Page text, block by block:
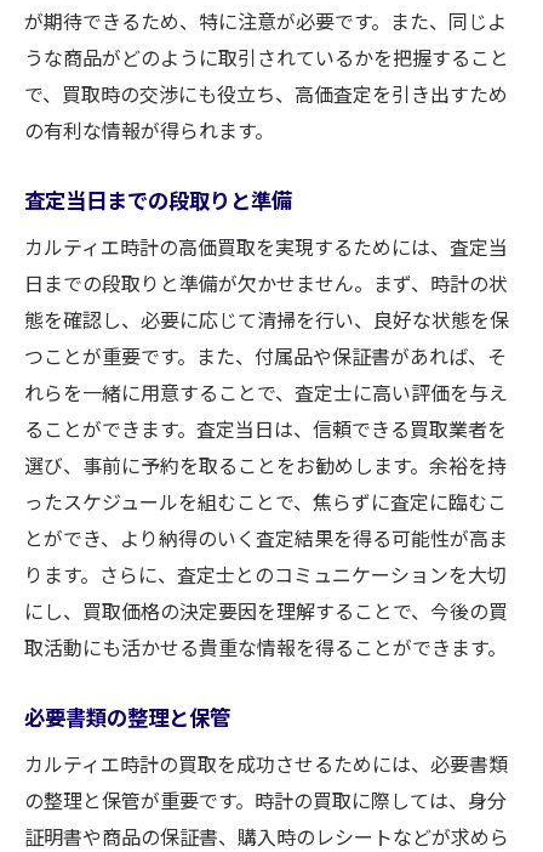
が期待できるため、特に注意が必要です。また、同じよ
うな商品がどのように取引されているかを把握すること
で、買取時の交渉にも役立ち、高価査定を引き出すため
の有利な情報が得られます。
査定当日までの段取りと準備
カルティエ時計の高価買取を実現するためには、査定当
日までの段取りと準備が欠かせません。まず、時計の状
態を確認し、必要に応じて清掃を行い、良好な状態を保
つことが重要です。また、付属品や保証書があれば、そ
れらを一緒に用意することで、査定士に高い評価を与え
ることができます。査定当日は、信頼できる買取業者を
選び、事前に予約を取ることをお勧めします。余裕を持
ったスケジュールを組むことで、焦らずに査定に臨むこ
とができ、より納得のいく査定結果を得る可能性が高ま
ります。さらに、査定士とのコミュニケーションを大切
にし、買取価格の決定要因を理解することで、今後の買
取活動にも活かせる貴重な情報を得ることができます。
必要書類の整理と保管
カルティエ時計の買取を成功させるためには、必要書類
の整理と保管が重要です。時計の買取に際しては、身分
証明書や商品の保証書、購入時のレシートなどが求めら